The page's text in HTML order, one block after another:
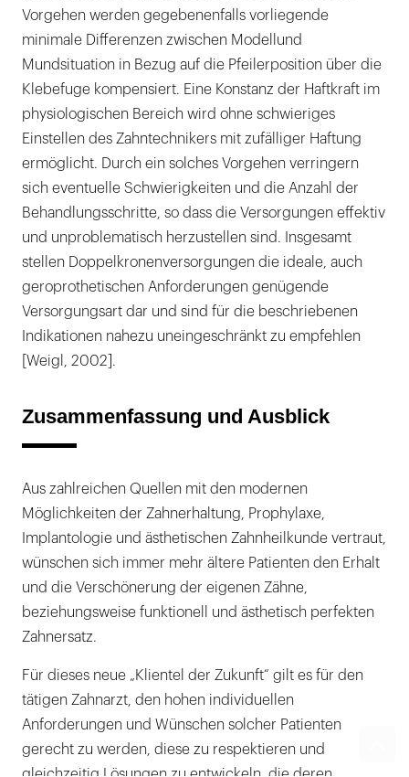
Vorgehen werden gegebenenfalls vorliegende
minimale Differenzen zwischen Modellund
Mundsituation in Bezug auf die Pfeilerposition über die
Klebefuge kompensiert. Eine Konstanz der Haftkraft im
physiologischen Bereich wird ohne schwieriges
Einstellen des Zahntechnikers mit zufälliger Haftung
ermöglicht. Durch ein solches Vorgehen verringern
sich eventuelle Schwierigkeiten und die Anzahl der
Behandlungsschritte, so dass die Versorgungen effektiv
und unproblematisch herzustellen sind. Insgesamt
stellen Doppelkronenversorgungen die ideale, auch
geroprothetischen Anforderungen genügende
Versorgungsart dar und sind für die beschriebenen
Indikationen nahezu uneingeschränkt zu empfehlen
[Weigl, 2002].
Zusammenfassung und Ausblick
Aus zahlreichen Quellen mit den modernen
Möglichkeiten der Zahnerhaltung, Prophylaxe,
Implantologie und ästhetischen Zahnheilkunde vertraut,
wünschen sich immer mehr ältere Patienten den Erhalt
und die Verschönerung der eigenen Zähne,
beziehungsweise funktionell und ästhetisch perfekten
Zahnersatz.
Für dieses neue „Klientel der Zukunft“ gilt es für den
tätigen Zahnarzt, den hohen individuellen
Anforderungen und Wünschen solcher Patienten
gerecht zu werden, diese zu respektieren und